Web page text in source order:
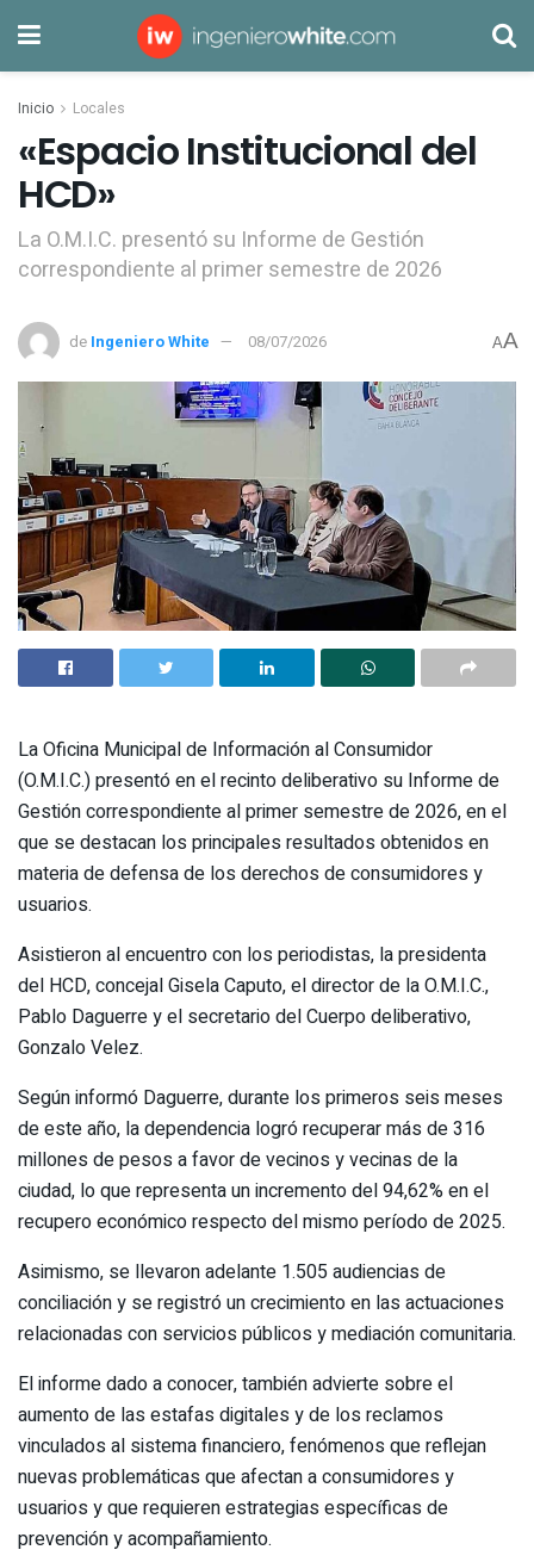
Inicio Locales
«Espacio Institucional del
HCD»
La O.M.I.C. presentó su Informe de Gestión
correspondiente al primer semestre de 2026
de Ingeniero White 08/07/2026 AA
La Oficina Municipal de Información al Consumidor
(O.M.I.C.) presentó en el recinto deliberativo su Informe de
Gestión correspondiente al primer semestre de 2026, en el
que se destacan los principales resultados obtenidos en
materia de defensa de los derechos de consumidores y
usuarios.
Asistieron al encuentro con los periodistas, la presidenta
del HCD, concejal Gisela Caputo, el director de la O.M.I.C.,
Pablo Daguerre y el secretario del Cuerpo deliberativo,
Gonzalo Velez.
Según informó Daguerre, durante los primeros seis meses
de este año, la dependencia logró recuperar más de 316
millones de pesos a favor de vecinos y vecinas de la
ciudad, lo que representa un incremento del 94,62% en el
recupero económico respecto del mismo período de 2025.
Asimismo, se llevaron adelante 1.505 audiencias de
conciliación y se registró un crecimiento en las actuaciones
relacionadas con servicios públicos y mediación comunitaria.
El informe dado a conocer, también advierte sobre el
aumento de las estafas digitales y de los reclamos
vinculados al sistema financiero, fenómenos que reflejan
nuevas problemáticas que afectan a consumidores y
usuarios y que requieren estrategias específicas de
prevención y acompañamiento.